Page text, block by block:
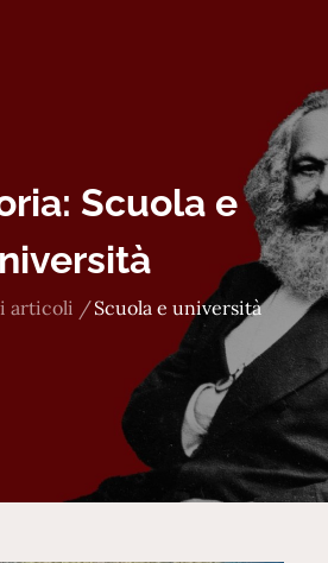
Scuola e
articoli Scuola e università